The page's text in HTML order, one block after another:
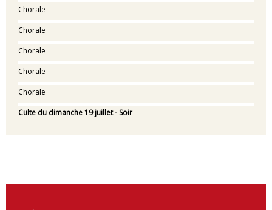
Chorale
Chorale
Chorale
Chorale
Chorale
Culte du dimanche 19 juillet - Soir